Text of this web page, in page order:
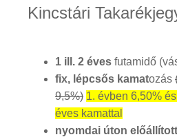
Kincstári
1 ill. 2 éves futamidő
fix, lépcsős kamatozás
9,5%) 1. évben 6,50%
éves kamattal
nyomdai úton előállított